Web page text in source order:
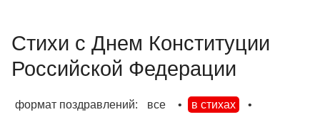
Стихи с Днем Конституции
Российской Федерации
формат поздравлений: все • в стихах
•